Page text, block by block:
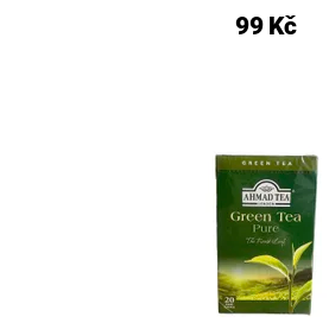
99 Kč